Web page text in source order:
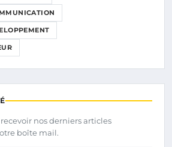
nos derniers articles
boîte mail.